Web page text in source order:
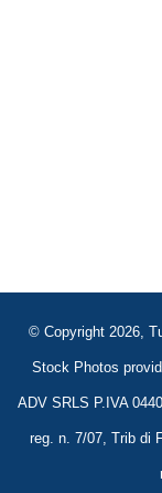
© Copyright 2026,
Stock Photos
ADV SRLS P.IVA
reg. n. 7/07, Trib di